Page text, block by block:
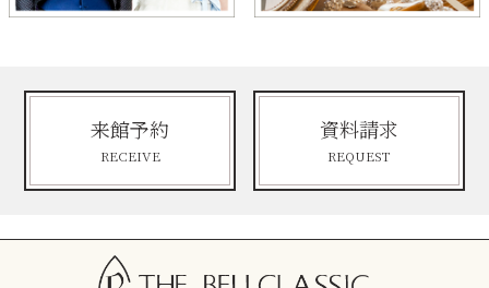
来館予約
RECEIVE
資料請求
REQUEST